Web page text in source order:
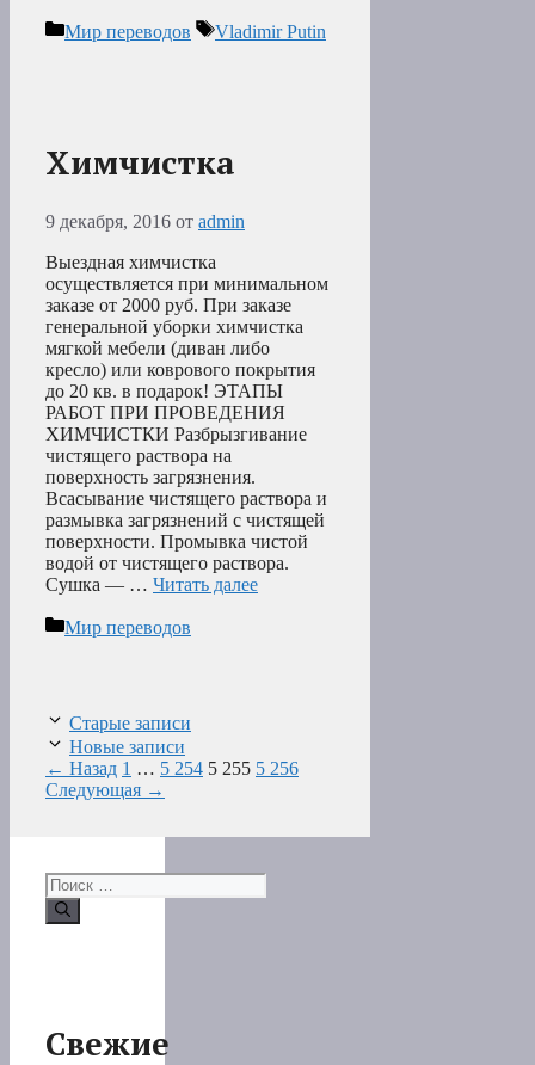
Рубрики
Мир переводов Метки
Vladimir Putin
Химчистка
9 декабря, 2016 от admin
Выездная химчистка
осуществляется при минимальном
заказе от 2000 руб. При заказе
генеральной уборки химчистка
мягкой мебели (диван либо
кресло) или коврового покрытия
до 20 кв. в подарок! ЭТАПЫ
РАБОТ ПРИ ПРОВЕДЕНИЯ
ХИМЧИСТКИ Разбрызгивание
чистящего раствора на
поверхность загрязнения.
Всасывание чистящего раствора и
размывка загрязнений с чистящей
поверхности. Промывка чистой
водой от чистящего раствора.
Сушка — … Читать далее
Рубрики
Мир переводов
Старые записи
Новые записи
← Назад Страница
1 … Страница
5 254 Страница
5 255 Страница
5 256
Следующая →
Поиск:
Свежие